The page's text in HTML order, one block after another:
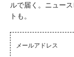
ルで届く。ニュー
トも。